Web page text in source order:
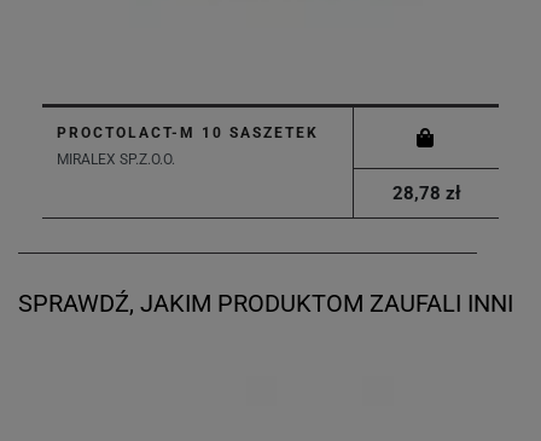
PROCTOLACT-M 10 SASZETEK
MIRALEX SP.Z.O.O.
28,78 zł
SPRAWDŹ, JAKIM PRODUKTOM ZAUFALI INNI